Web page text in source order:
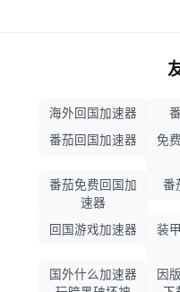
海外回国加速器
番茄回国加速器
免
番茄免费回国加
速器
番
回国游戏加速器
装
国外什么加速器
因